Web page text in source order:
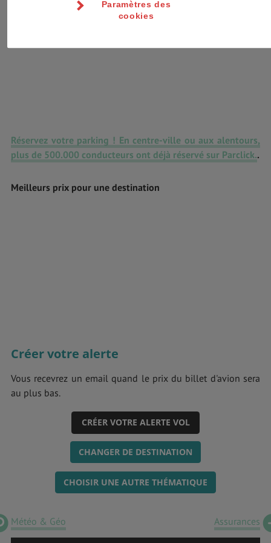
Réservez votre parking ! En centre-ville ou aux alentours,
plus de 500.000 conducteurs ont déjà réservé sur Parclick..
Meilleurs prix pour une destination
Créer votre alerte
Vous recevrez un email quand le prix du billet d'avion sera
au plus bas.
CRÉER VOTRE ALERTE VOL
CHANGER DE DESTINATION
CHOISIR UNE AUTRE THÉMATIQUE
Météo & Géo Assurances
Paramètres des
cookies